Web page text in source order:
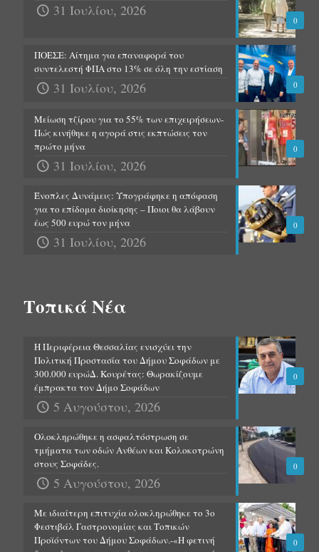
0
31 Ιουλίου, 2026
0
ΠΟΕΣΕ: Αίτημα για επαναφορά του
συντελεστή ΦΠΑ στο 13% σε όλη την εστίαση
31 Ιουλίου, 2026
0
Μείωση τζίρου για το 55% των επιχειρήσεων-
Πώς κινήθηκε η αγορά στις εκπτώσεις τον
πρώτο μήνα
31 Ιουλίου, 2026
0
Ένοπλες Δυνάμεις: Υπογράφηκε η απόφαση
για το επίδομα διοίκησης – Ποιοι θα λάβουν
έως 500 ευρώ τον μήνα
31 Ιουλίου, 2026
Τοπικά Νέα
0
Η Περιφέρεια Θεσσαλίας ενισχύει την
Πολιτική Προστασία του Δήμου Σοφάδων με
300.000 ευρώΔ. Κουρέτας: Θωρακίζουμε
έμπρακτα τον Δήμο Σοφάδων
5 Αυγούστου, 2026
0
Ολοκληρώθηκε η ασφαλτόστρωση σε
τμήματα των οδών Ανθέων και Κολοκοτρώνη
στους Σοφάδες.
5 Αυγούστου, 2026
0
Με ιδιαίτερη επιτυχία ολοκληρώθηκε το 3ο
Φεστιβάλ Γαστρονομίας και Τοπικών
Προϊόντων του Δήμου Σοφάδων.-«Η φετινή